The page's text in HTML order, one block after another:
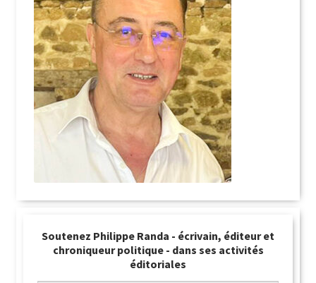
Soutenez Philippe Randa - écrivain, éditeur et
chroniqueur politique - dans ses activités
éditoriales